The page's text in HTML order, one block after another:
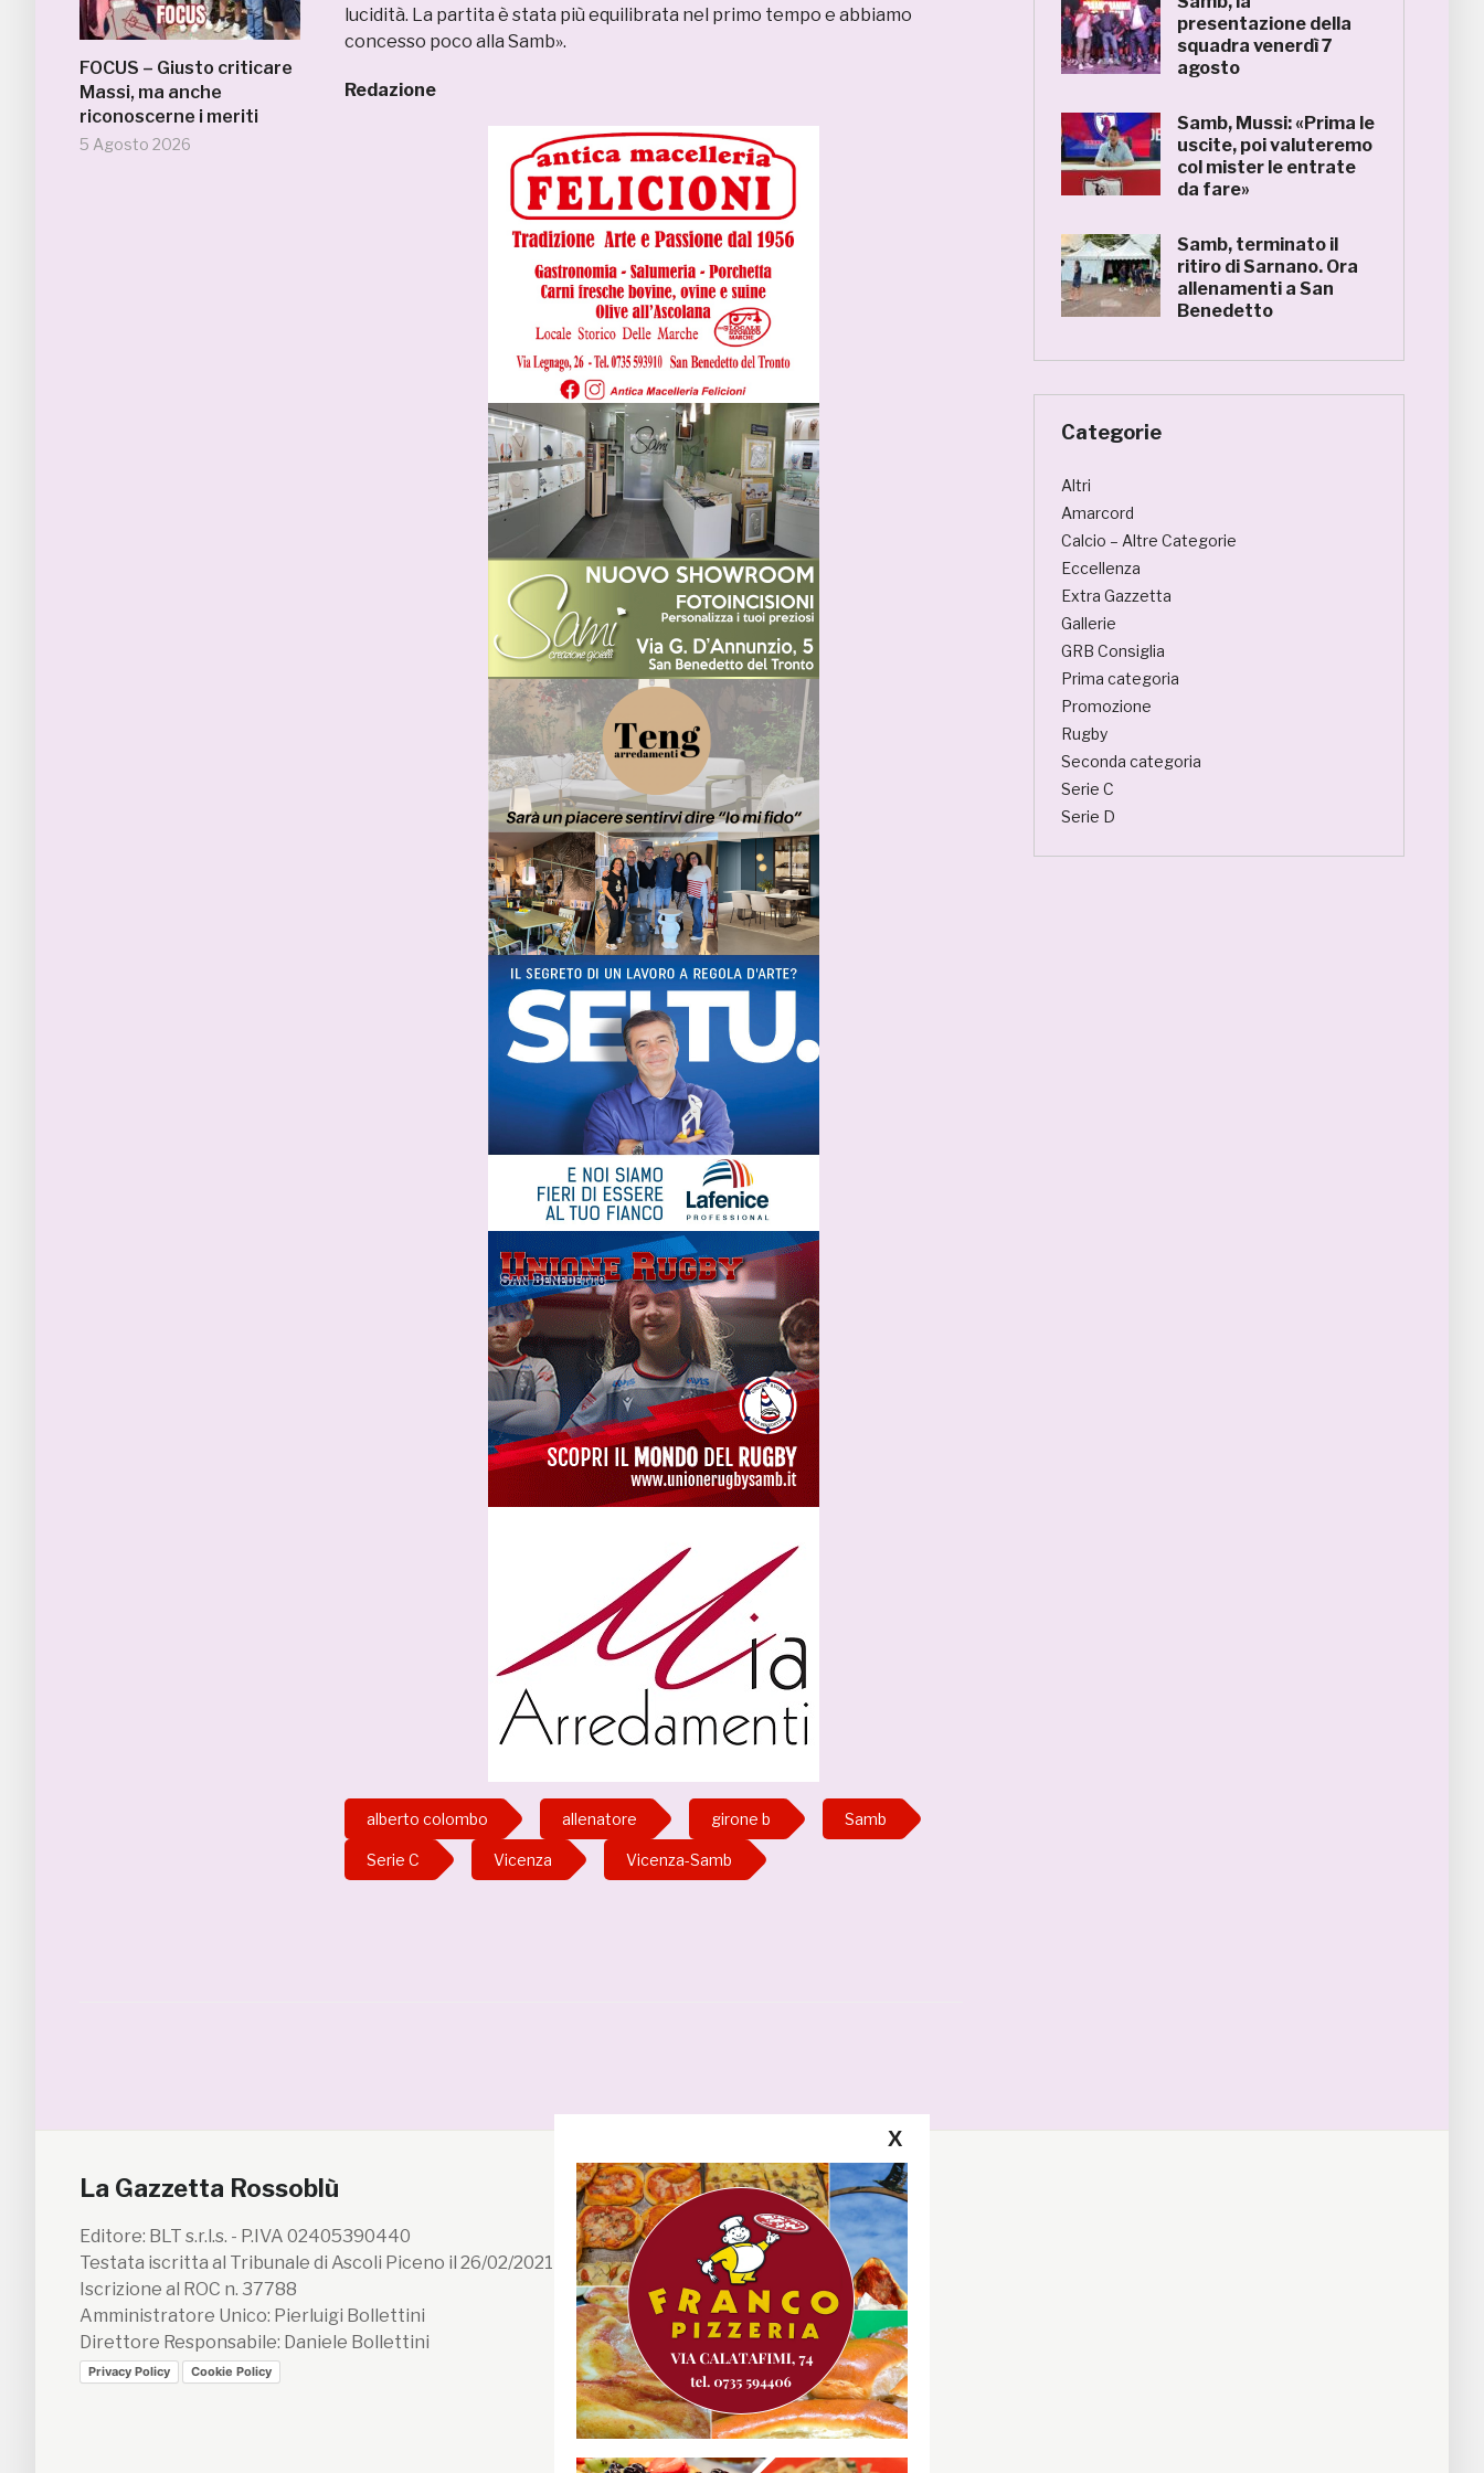
FOCUS – Giusto criticare
Massi, ma anche
riconoscerne i meriti
5 Agosto 2026
lucidità. La partita è stata più equilibrata nel primo tempo e abbiamo
concesso poco alla Samb».
Redazione
alberto colombo allenatore girone b Samb
Serie C Vicenza Vicenza-Samb
presentazione della
squadra venerdì 7
agosto
Samb, Mussi: «Prima le
uscite, poi valuteremo
col mister le entrate
da fare»
Samb, terminato il
ritiro di Sarnano. Ora
allenamenti a San
Benedetto
Categorie
Altri
Amarcord
Calcio – Altre Categorie
Eccellenza
Extra Gazzetta
Gallerie
GRB Consiglia
Prima categoria
Promozione
Rugby
Seconda categoria
Serie C
Serie D
La Gazzetta Rossoblù
Editore: BLT s.r.l.s. - P.IVA 02405390440
Testata iscritta al Tribunale di Ascoli Piceno il 26/02/2021 n. 199/2021
Iscrizione al ROC n. 37788
Amministratore Unico: Pierluigi Bollettini
Direttore Responsabile: Daniele Bollettini
Privacy Policy Cookie Policy
Segui la GRB
Facebook
Instagram
Twitter
Youtube
X